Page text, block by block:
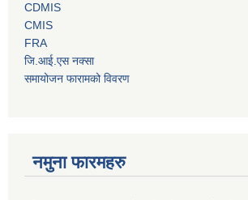
CDMIS
CMIS
FRA
जि.आई.एस नक्सा
समायोजन फारामको विवरण
नमुना फारमहरु